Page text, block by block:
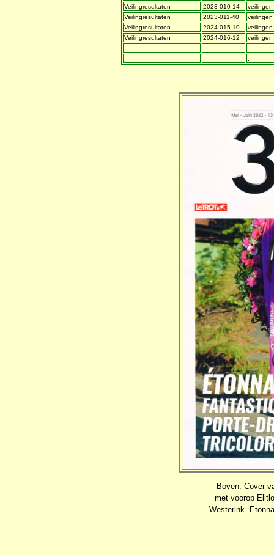
Veilingresultaten
2023-010-14
veilingen
Veilingresultaten
2023-011-40
veilingen
Veilingresultaten
2024-015-10
veilingen
Veilingresultaten
2024-016-12
veilingen
Boven: Cover
met voorop
Westerink.